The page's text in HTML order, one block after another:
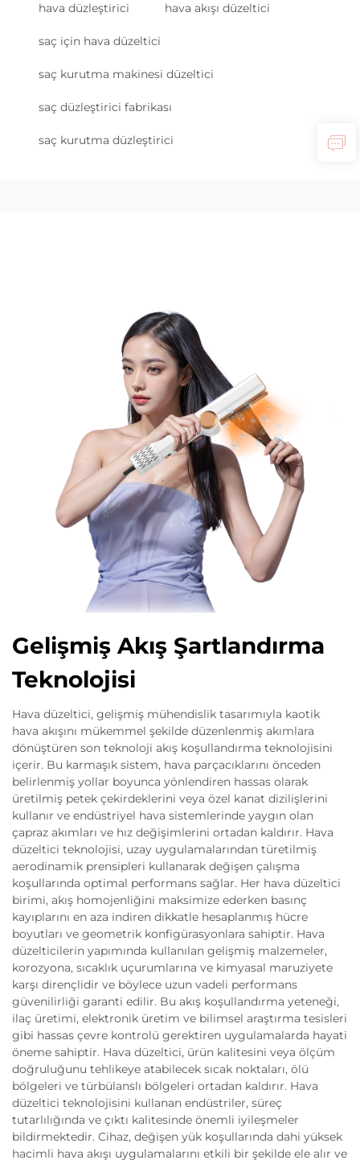
hava düzleştirici hava akışı düzeltici
saç için hava düzeltici
saç kurutma makinesi düzeltici
saç düzleştirici fabrikası
saç kurutma düzleştirici
Gelişmiş Akış Şartlandırma
Teknolojisi
Hava düzeltici, gelişmiş mühendislik tasarımıyla kaotik
hava akışını mükemmel şekilde düzenlenmiş akımlara
dönüştüren son teknoloji akış koşullandırma teknolojisini
içerir. Bu karmaşık sistem, hava parçacıklarını önceden
belirlenmiş yollar boyunca yönlendiren hassas olarak
üretilmiş petek çekirdeklerini veya özel kanat dizilişlerini
kullanır ve endüstriyel hava sistemlerinde yaygın olan
çapraz akımları ve hız değişimlerini ortadan kaldırır. Hava
düzeltici teknolojisi, uzay uygulamalarından türetilmiş
aerodinamik prensipleri kullanarak değişen çalışma
koşullarında optimal performans sağlar. Her hava düzeltici
birimi, akış homojenliğini maksimize ederken basınç
kayıplarını en aza indiren dikkatle hesaplanmış hücre
boyutları ve geometrik konfigürasyonlara sahiptir. Hava
düzelticilerin yapımında kullanılan gelişmiş malzemeler,
korozyona, sıcaklık uçurumlarına ve kimyasal maruziyete
karşı dirençlidir ve böylece uzun vadeli performans
güvenilirliği garanti edilir. Bu akış koşullandırma yeteneği,
ilaç üretimi, elektronik üretim ve bilimsel araştırma tesisleri
gibi hassas çevre kontrolü gerektiren uygulamalarda hayati
öneme sahiptir. Hava düzeltici, ürün kalitesini veya ölçüm
doğruluğunu tehlikeye atabilecek sıcak noktaları, ölü
bölgeleri ve türbülanslı bölgeleri ortadan kaldırır. Hava
düzeltici teknolojisini kullanan endüstriler, süreç
tutarlılığında ve çıktı kalitesinde önemli iyileşmeler
bildirmektedir. Cihaz, değişen yük koşullarında dahi yüksek
hacimli hava akışı uygulamalarını etkili bir şekilde ele alır ve